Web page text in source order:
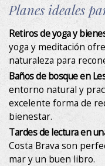
Planes ideales
Retiros de yoga y
yoga y meditación
naturaleza para
Baños de bosque en
entorno natural y
excelente forma de
bienestar.
Tardes de lectura en
Costa Brava son
mar y un buen libro.